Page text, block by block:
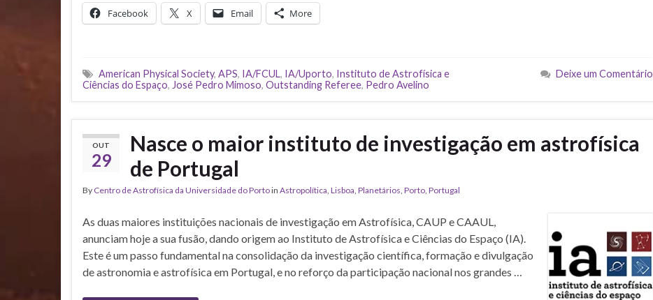
Facebook X Email More
American Physical Society, APS, IA/FCUL, IA/Uporto, Instituto de Astrofísica e
Ciências do Espaço, José Pedro Mimoso, Outstanding Referee, Pedro Avelino
Deixe um Comentário
OUT
29
Nasce o maior instituto de investigação em astrofísica
de Portugal
By Centro de Astrofísica da Universidade do Portoin Astropolítica, Lisboa, Planetários, Porto, Portugal
As duas maiores instituições nacionais de investigação em Astrofísica, CAUP e CAAUL,
anunciam hoje a sua fusão, dando origem ao Instituto de Astrofísica e Ciências do Espaço (IA).
Este é um passo fundamental na consolidação da investigação científica, formação e divulgação
de astronomia e astrofísica em Portugal, e no reforço da participação nacional nos grandes …